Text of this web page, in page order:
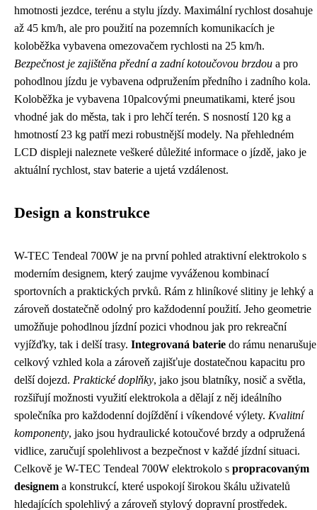
hmotnosti jezdce, terénu a stylu jízdy. Maximální rychlost dosahuje
až 45 km/h, ale pro použití na pozemních komunikacích je
koloběžka vybavena omezovačem rychlosti na 25 km/h.
Bezpečnost je zajištěna přední a zadní kotoučovou brzdou a pro
pohodlnou jízdu je vybavena odpružením předního i zadního kola.
Koloběžka je vybavena 10palcovými pneumatikami, které jsou
vhodné jak do města, tak i pro lehčí terén. S nosností 120 kg a
hmotností 23 kg patří mezi robustnější modely. Na přehledném
LCD displeji naleznete veškeré důležité informace o jízdě, jako je
aktuální rychlost, stav baterie a ujetá vzdálenost.
Design a konstrukce
W-TEC Tendeal 700W je na první pohled atraktivní elektrokolo s
moderním designem, který zaujme vyváženou kombinací
sportovních a praktických prvků. Rám z hliníkové slitiny je lehký a
zároveň dostatečně odolný pro každodenní použití. Jeho geometrie
umožňuje pohodlnou jízdní pozici vhodnou jak pro rekreační
vyjížďky, tak i delší trasy. Integrovaná baterie do rámu nenarušuje
celkový vzhled kola a zároveň zajišťuje dostatečnou kapacitu pro
delší dojezd. Praktické doplňky, jako jsou blatníky, nosič a světla,
rozšiřují možnosti využití elektrokola a dělají z něj ideálního
společníka pro každodenní dojíždění i víkendové výlety. Kvalitní
komponenty, jako jsou hydraulické kotoučové brzdy a odpružená
vidlice, zaručují spolehlivost a bezpečnost v každé jízdní situaci.
Celkově je W-TEC Tendeal 700W elektrokolo s propracovaným
designem a konstrukcí, které uspokojí širokou škálu uživatelů
hledajících spolehlivý a zároveň stylový dopravní prostředek.